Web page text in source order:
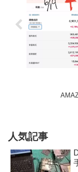
人気記事